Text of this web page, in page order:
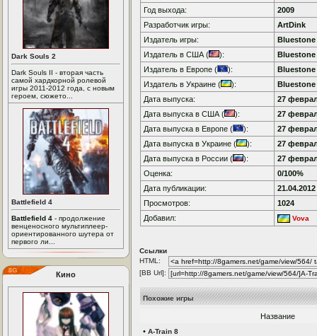
Dark Souls 2
Dark Souls II - вторая часть
самой хардкорной ролевой
игры 2011-2012 года, с новым
героем, сюжето...
Battlefield 4
Battlefield 4 - продолжение
венценосного мультиплеер-
ориентированного шутера от
первого ли...
Кино
Год выхода:
2009
Разработчик игры:
ArtDink
Издатель игры:
Издатель в США (
):
Издатель в Европе (
):
Издатель в Украине (
):
Дата выпуска:
27
Дата выпуска в США (
):
27
Дата выпуска в Европе (
):
27
Дата выпуска в Украине (
):
27
Дата выпуска в России (
):
27
Оценка:
0/100%
Дата публикации:
21.04.2012
Просмотров:
1024
Добавил:
Vova
Ссылки
HTML:
[BB Url]:
Похожие игры
Название
• A-Train 8